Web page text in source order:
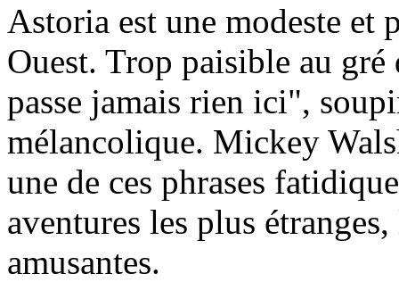
Astoria est une modeste et
Ouest. Trop paisible au gré
passe jamais rien ici",
mélancolique. Mickey
une de ces phrases
aventures les plus
amusantes.